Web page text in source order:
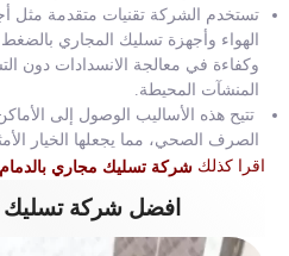
تستخدم الشركة تقنيات متقدمة مثل
الهواء وأجهزة تسليك المجاري
وكفاءة في معالجة الانسدادات دون
المنشآت المحيطة.
تتيح هذه الأساليب الوصول إلى
الصرف الصحي، مما يجعلها الخيار
اقرا كذلك شركة تسليك مجاري بالدمام
افضل شركة تسليك